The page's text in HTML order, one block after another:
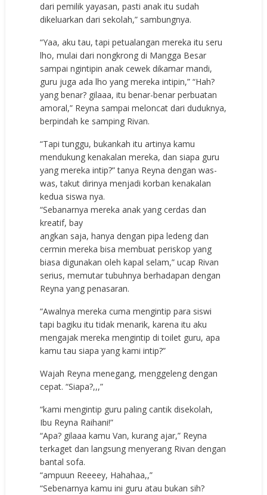
dari pemilik yayasan, pasti anak itu sudah
dikeluarkan dari sekolah,” sambungnya.
“Yaa, aku tau, tapi petualangan mereka itu seru
lho, mulai dari nongkrong di Mangga Besar
sampai ngintipin anak cewek dikamar mandi,
guru juga ada lho yang mereka intipin,” “Hah?
yang benar? gilaaa, itu benar-benar perbuatan
amoral,” Reyna sampai meloncat dari duduknya,
berpindah ke samping Rivan.
“Tapi tunggu, bukankah itu artinya kamu
mendukung kenakalan mereka, dan siapa guru
yang mereka intip?” tanya Reyna dengan was-
was, takut dirinya menjadi korban kenakalan
kedua siswa nya.
“Sebanarnya mereka anak yang cerdas dan
kreatif, bay
angkan saja, hanya dengan pipa ledeng dan
cermin mereka bisa membuat periskop yang
biasa digunakan oleh kapal selam,” ucap Rivan
serius, memutar tubuhnya berhadapan dengan
Reyna yang penasaran.
“Awalnya mereka cuma mengintip para siswi
tapi bagiku itu tidak menarik, karena itu aku
mengajak mereka mengintip di toilet guru, apa
kamu tau siapa yang kami intip?”
Wajah Reyna menegang, menggeleng dengan
cepat. “Siapa?,,,”
“kami mengintip guru paling cantik disekolah,
Ibu Reyna Raihani!”
“Apa? gilaaa kamu Van, kurang ajar,” Reyna
terkaget dan langsung menyerang Rivan dengan
bantal sofa.
“ampuun Reeeey, Hahahaa,,”
“Sebenarnya kamu ini guru atau bukan sih?